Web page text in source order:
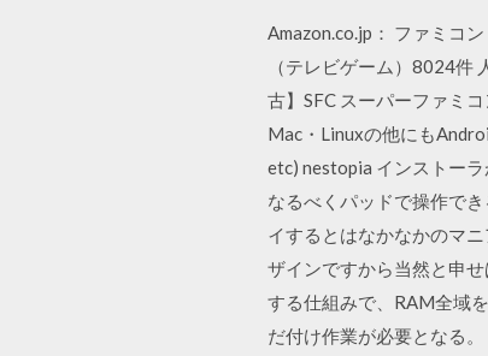
Amazon.co.jp： ファミコ
（テレビゲーム）8024件
古】SFC スーパーファミ
Mac・Linuxの他にも
etc) nestopia インストー
なるべくパッドで操作で
イするとはなかなかのマ
ザインですから当然と申
する仕組みで、RAM全域
だ付け作業が必要となる